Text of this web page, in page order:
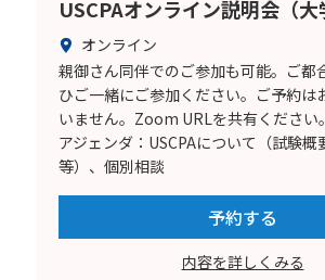
USCPAオンライン説明会（大
オンライン
親御さん同伴でのご参加も可能。ご都
ひご一緒にご参加ください。ご予約は
いません。Zoom URLを共有ください。
アジェンダ：USCPAについて（試験概
等）、個別相談
予約する
内容を詳しくみる